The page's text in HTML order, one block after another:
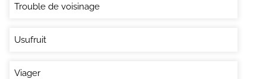
Trouble de voisinage
Usufruit
Viager